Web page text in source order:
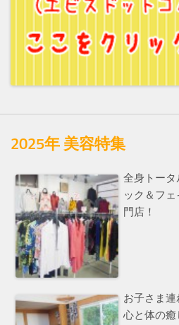
2025年 美容特集
全身トータ
ック＆フ
門店！
お子さま
心と体の